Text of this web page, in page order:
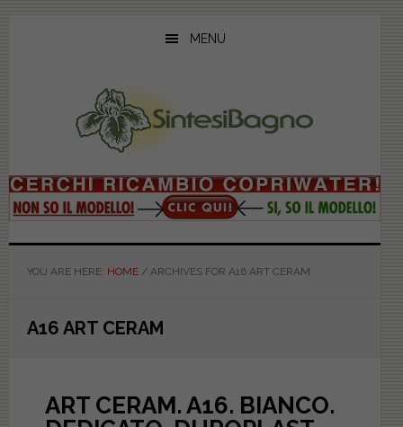
MENU
YOU ARE HERE: HOME /ARCHIVES FOR A16 ART CERAM
A16 ART CERAM
ART CERAM. A16. BIANCO.